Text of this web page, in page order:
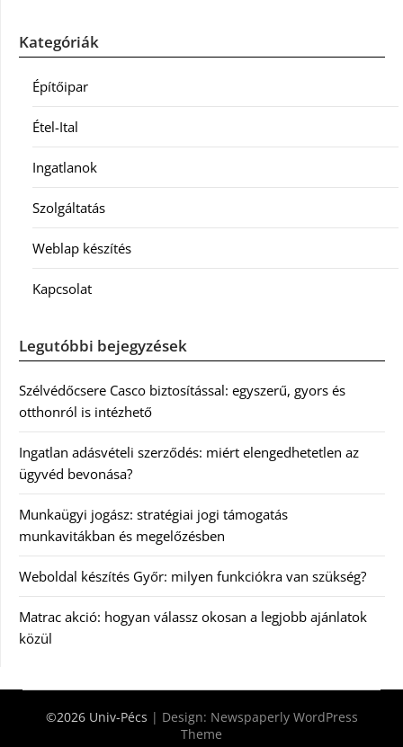
Kategóriák
Építőipar
Étel-Ital
Ingatlanok
Szolgáltatás
Weblap készítés
Kapcsolat
Legutóbbi bejegyzések
Szélvédőcsere Casco biztosítással: egyszerű, gyors és
otthonról is intézhető
Ingatlan adásvételi szerződés: miért elengedhetetlen az
ügyvéd bevonása?
Munkaügyi jogász: stratégiai jogi támogatás
munkavitákban és megelőzésben
Weboldal készítés Győr: milyen funkciókra van szükség?
Matrac akció: hogyan válassz okosan a legjobb ajánlatok
közül
©2026 Univ-Pécs | Design: Newspaperly WordPress
Theme